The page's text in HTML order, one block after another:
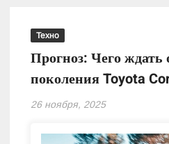
Техно
Прогноз: Чего ждать
поколения Toyota
26 ноября, 2025